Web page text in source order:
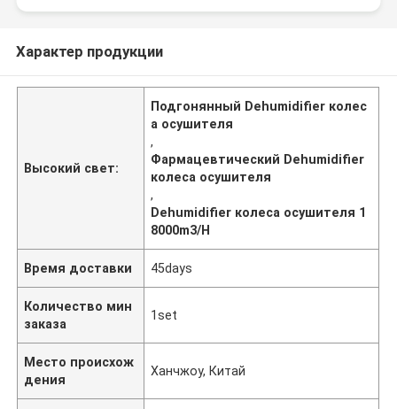
Характер продукции
Высокий свет:
Подгонянный Dehumidifier колес
а осушителя
,
Фармацевтический Dehumidifier
колеса осушителя
,
Dehumidifier колеса осушителя 1
8000m3/H
Время доставки 45days
Количество мин
заказа
1set
Место происхож
дения
Ханчжоу, Китай